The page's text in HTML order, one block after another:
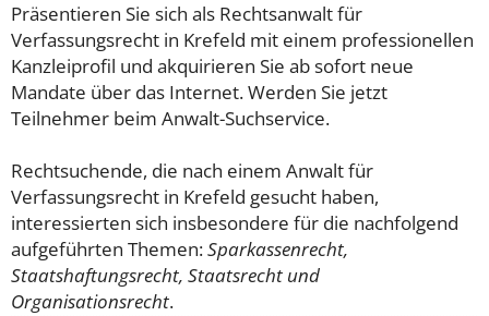
Präsentieren Sie sich als Rechtsanwalt für
Verfassungsrecht in Krefeld mit einem professionellen
Kanzleiprofil und akquirieren Sie ab sofort neue
Mandate über das Internet. Werden Sie jetzt
Teilnehmer beim Anwalt-Suchservice.
Rechtsuchende, die nach einem Anwalt für
Verfassungsrecht in Krefeld gesucht haben,
interessierten sich insbesondere für die nachfolgend
aufgeführten Themen:Sparkassenrecht,
Staatshaftungsrecht, Staatsrecht und
Organisationsrecht.